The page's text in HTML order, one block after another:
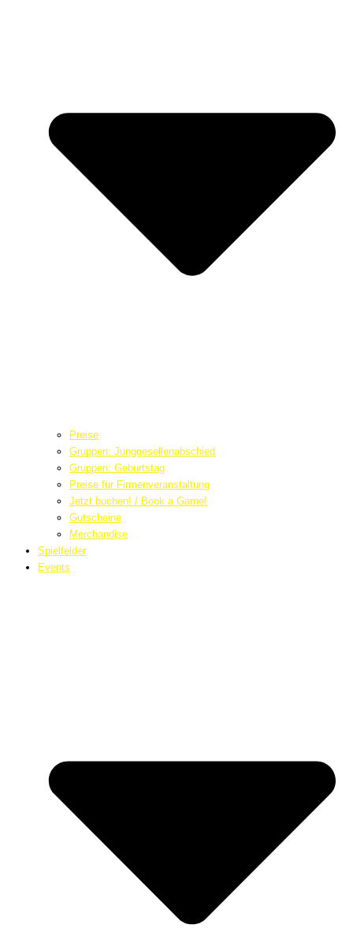
Preise
Gruppen: Junggesellenabschied
Gruppen: Geburtstag
Preise für Firmenveranstaltung
Jetzt buchen! / Book a Game!
Gutscheine
Merchandise
Spielfelder
Events